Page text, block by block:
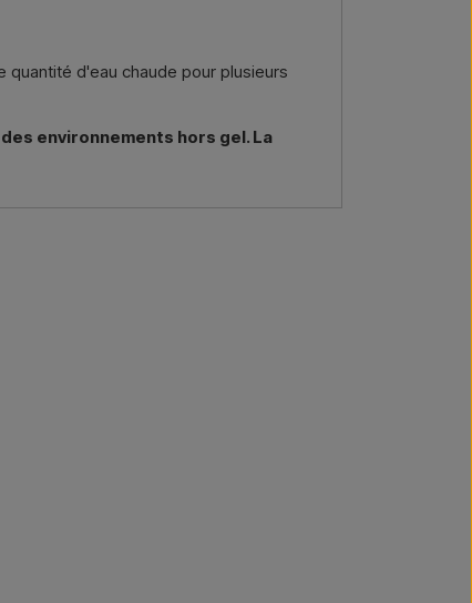
d'eau chaude pour plusieurs
environnements hors gel. La